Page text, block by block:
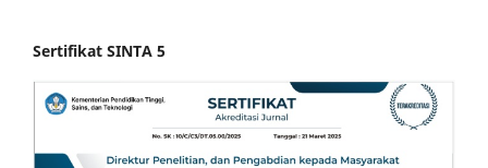
Sertifikat SINTA 5